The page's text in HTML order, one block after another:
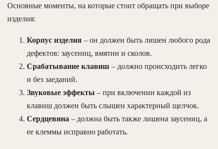
Основные моменты, на которые стоит обращать при выборе
изделия:
Корпус изделия – он должен быть лишен любого рода
дефектов: заусениц, вмятин и сколов.
Срабатывание клавиш – должно происходить легко
и без заеданий.
Звуковые эффекты – при включении каждой из
клавиш должен быть слышен характерный щелчок.
Сердцевина – должна быть также лишена заусениц, а
ее клеммы исправно работать.